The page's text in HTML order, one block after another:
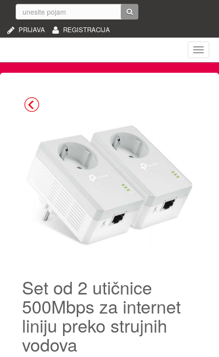
REGISTRACIJA
PRIJAVA
Set od 2 utičnice
500Mbps za internet
liniju preko strujnih
vodova